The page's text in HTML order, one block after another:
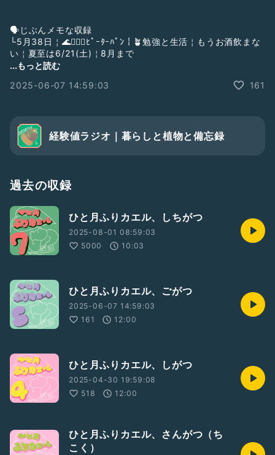
🗣️じぶんメモな収録
└5月38日￤🌊🧚🏻‍♂️ﾋﾟｰﾀｰﾊﾟﾝ￤🪴勉強と生活￤もうお酒飲まな
い￤夏至は6/21(土)￤8月まで
└https://note.com/mitsuki830/n/n59ace231e4cd
└
https://www.takagi-
member.jp/store/products/detail/882
└『絵でわかる植物の世界』
☔️６月：勉強集中￤けんち通信（夏至号）
🐍：ことしの目標
└月１収録
└けんち通信（夏至／秋分／冬至）
└グッズ制作（９月〜１２月）
︙
└（YouTube更新）
└（Radiotalkイベントでなにか（？）達成）
...もっと読む
2025-06-07 14:59:03
161
経験値ラジオ｜暮らしと植物と備忘録
過去の収録
ひと月ふりカエル、しちがつ
2025-08-01 08:59:03
5000
10:03
ひと月ふりカエル、ごがつ
2025-06-07 14:59:03
161
12:00
ひと月ふりカエル、しがつ
2025-04-30 19:59:08
518
12:00
ひと月ふりカエル、さんがつ（ち
こく）